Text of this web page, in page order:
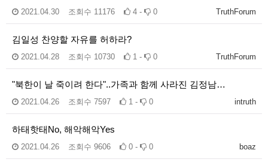
TruthForum
2021.04.30 조회수 11176 4 - 0
김일성 찬양할 자유를 허하라?
TruthForum
2021.04.28 조회수 10730 1 - 0
"북한이 날 죽이려 한다"..가족과 함께 사라진 김정남…
intruth
2021.04.26 조회수 7597 1 - 0
하태핫태No, 해악해악Yes
boaz
2021.04.26 조회수 9606 0 - 0